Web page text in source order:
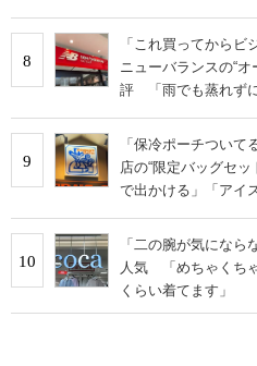
8
「これ買ってから
ニューバランスの“
評 「雨でも蒸れず
9
「保冷ポーチつい
店の“限定バッグセ
で出かける」「アイ
10
「二の腕が気になら
人気 「めちゃくち
くらい着てます」